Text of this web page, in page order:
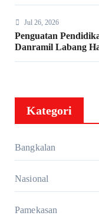
Jul 26, 2026
Penguatan
Danramil Labang
Kategori
Bangkalan
Nasional
Pamekasan